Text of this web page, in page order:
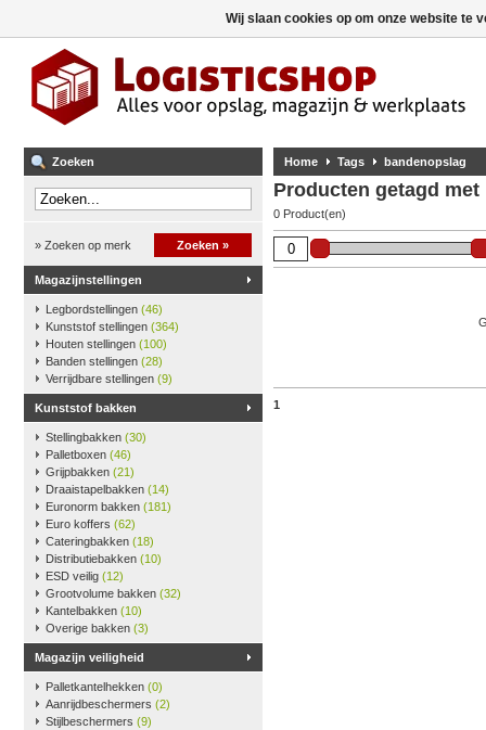
Zoeken
» Zoeken op merk Zoeken »
Magazijnstellingen
Legbordstellingen (46)
Kunststof stellingen (364)
Houten stellingen (100)
Banden stellingen (28)
Verrijdbare stellingen (9)
Kunststof bakken
Stellingbakken (30)
Palletboxen (46)
Grijpbakken (21)
Draaistapelbakken (14)
Euronorm bakken (181)
Euro koffers (62)
Cateringbakken (18)
Distributiebakken (10)
ESD veilig (12)
Grootvolume bakken (32)
Kantelbakken (10)
Overige bakken (3)
Magazijn veiligheid
Palletkantelhekken (0)
Aanrijdbeschermers (2)
Stijlbeschermers (9)
Home Tags bandenopslag
Producten getagd
0 Product(en)
1
Wij slaan cookies op om onze website te